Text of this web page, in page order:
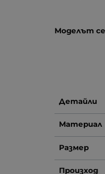
Моделът се
Детайли
Материал
Размер
Произход